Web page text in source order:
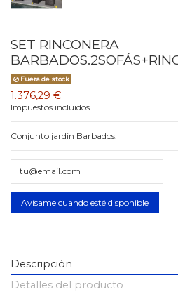
SET RINCONERA
Fuera de stock
1.376,29 €
Impuestos incluidos
Conjunto jardin Barbados.
Descripción
Detalles del producto